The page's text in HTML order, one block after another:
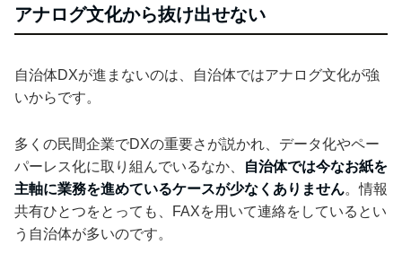
アナログ文化から抜け出せない
自治体DXが進まないのは、自治体ではアナログ文化が強
いからです。
多くの民間企業でDXの重要さが説かれ、データ化やペー
パーレス化に取り組んでいるなか、
自治体では今なお紙を
主軸に業務を進めているケースが少なくありません。情報
共有ひとつをとっても、FAXを用いて連絡をしているとい
う自治体が多いのです。